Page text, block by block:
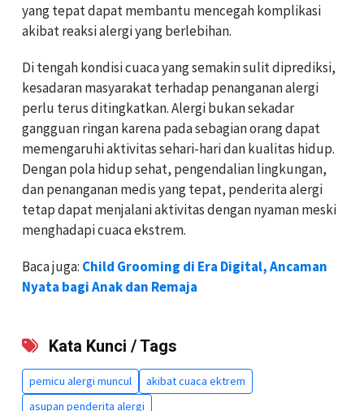
yang tepat dapat membantu mencegah komplikasi
akibat reaksi alergi yang berlebihan.
Di tengah kondisi cuaca yang semakin sulit diprediksi,
kesadaran masyarakat terhadap penanganan alergi
perlu terus ditingkatkan. Alergi bukan sekadar
gangguan ringan karena pada sebagian orang dapat
memengaruhi aktivitas sehari-hari dan kualitas hidup.
Dengan pola hidup sehat, pengendalian lingkungan,
dan penanganan medis yang tepat, penderita alergi
tetap dapat menjalani aktivitas dengan nyaman meski
menghadapi cuaca ekstrem.
Baca juga: Child Grooming di Era Digital, Ancaman
Nyata bagi Anak dan Remaja
Kata Kunci / Tags
pemicu alergi muncul
akibat cuaca ektrem
asupan penderita alergi